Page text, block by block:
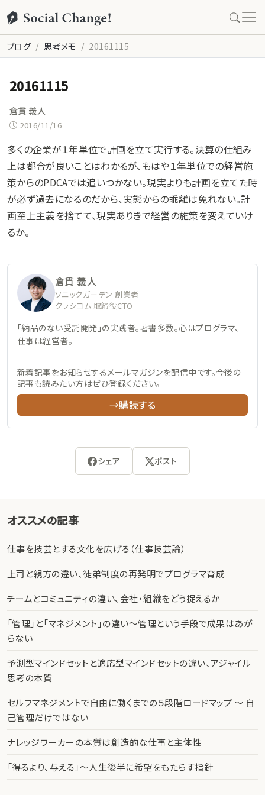
ブログ 思考メモ 20161115
20161115
倉貫 義人
2016/11/16
多くの企業が１年単位で計画を立て実行する。決算の仕組み
上は都合が良いことはわかるが、もはや１年単位での経営施
策からのPDCAでは追いつかない。現実よりも計画を立てた時
が必ず過去になるのだから、実態からの乖離は免れない。計
画至上主義を捨てて、現実ありきで経営の施策を変えていけ
るか。
倉貫 義人
ソニックガーデン 創業者
クラシコム 取締役CTO
「納品のない受託開発」の実践者。著書多数。心はプログラマ、
仕事は経営者。
新着記事をお知らせするメールマガジンを配信中です。今後の
記事も読みたい方はぜひ登録ください。
→購読する
シェア ポスト
オススメの記事
仕事を技芸とする文化を広げる（仕事技芸論）
上司と親方の違い、徒弟制度の再発明でプログラマ育成
チームとコミュニティの違い、会社・組織をどう捉えるか
「管理」と「マネジメント」の違い〜管理という手段で成果はあが
らない
予測型マインドセットと適応型マインドセットの違い、アジャイル
思考の本質
セルフマネジメントで自由に働くまでの５段階ロードマップ 〜 自
己管理だけではない
ナレッジワーカーの本質は創造的な仕事と主体性
「得るより、与える」〜人生後半に希望をもたらす指針